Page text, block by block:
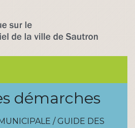
démarches
/ GUIDE DES